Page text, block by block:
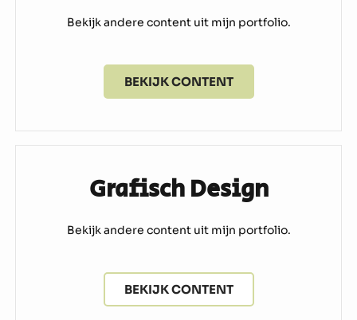
Bekijk andere content uit mijn portfolio.
BEKIJK CONTENT
Grafisch Design
Bekijk andere content uit mijn portfolio.
BEKIJK CONTENT